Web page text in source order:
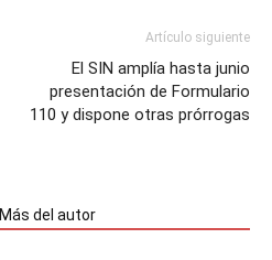
Artículo siguiente
El SIN amplía hasta junio
presentación de Formulario
110 y dispone otras prórrogas
Más del autor